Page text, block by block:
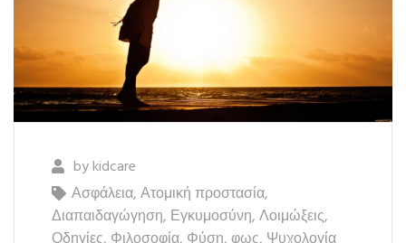
bykidcare
Ασφάλεια,Ατομική προστασία,
Διαπαιδαγώγηση, Εγκυμοσύνη,Λοιμώξεις,